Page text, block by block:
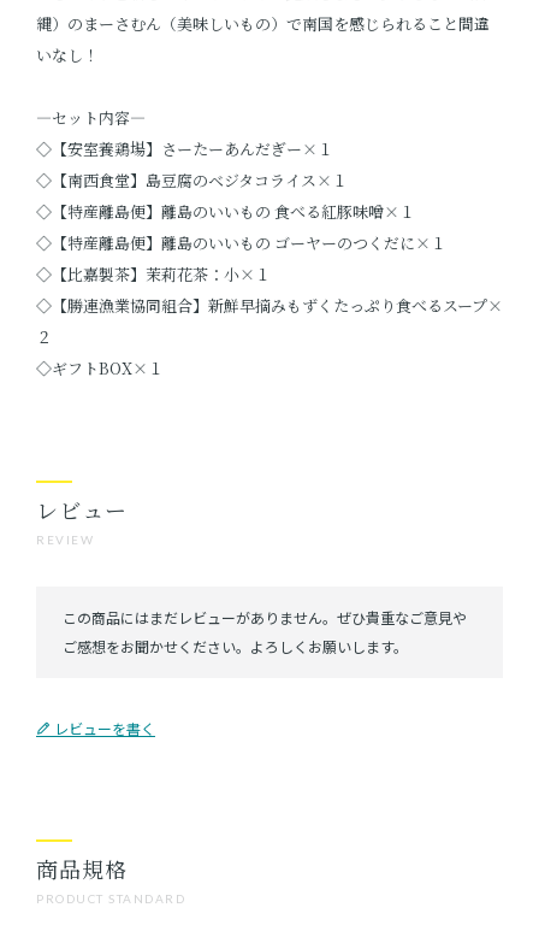
縄）のまーさむん（美味しいもの）で南国を感じられること間違
いなし！
―セット内容―
◇【安室養鶏場】さーたーあんだぎー×１
◇【南西食堂】島豆腐のベジタコライス×１
◇【特産離島便】離島のいいもの 食べる紅豚味噌×１
◇【特産離島便】離島のいいもの ゴーヤーのつくだに×１
◇【比嘉製茶】茉莉花茶：小×１
◇【勝連漁業協同組合】新鮮早摘みもずくたっぷり食べるスープ×
２
◇ギフトBOX×１
REVIEW
レビュー
レビューを書く
PRODUCT STANDARD
商品規格